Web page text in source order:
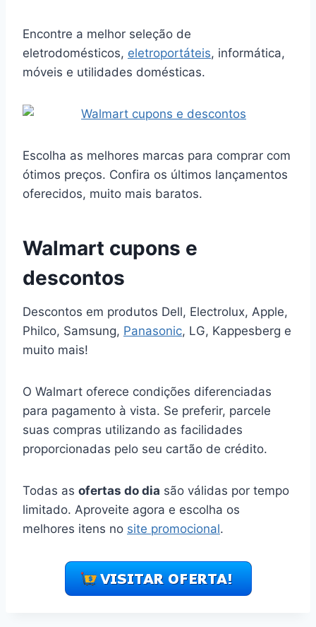
Encontre a melhor seleção de
eletrodomésticos, eletroportáteis, informática,
móveis e utilidades domésticas.
Escolha as melhores marcas para comprar com
ótimos preços. Confira os últimos lançamentos
oferecidos, muito mais baratos.
Walmart cupons e
descontos
Descontos em produtos Dell, Electrolux, Apple,
Philco, Samsung, Panasonic, LG, Kappesberg e
muito mais!
O Walmart oferece condições diferenciadas
para pagamento à vista. Se preferir, parcele
suas compras utilizando as facilidades
proporcionadas pelo seu cartão de crédito.
Todas as ofertas do dia são válidas por tempo
limitado. Aproveite agora e escolha os
melhores itens no site promocional.